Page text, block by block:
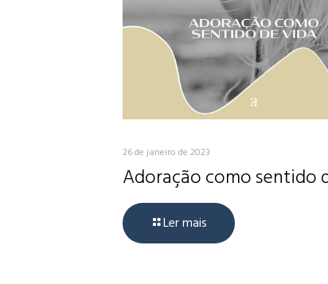
26 de janeiro de 2023
Adoração como sentido
Ler mais